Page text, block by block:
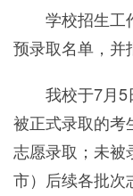
学校招生工
预录取名单，并
我校于7月5
被正式录取的考
志愿录取；未被
市）后续各批次